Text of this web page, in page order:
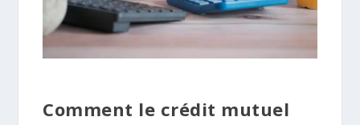
Comment le crédit mutuel